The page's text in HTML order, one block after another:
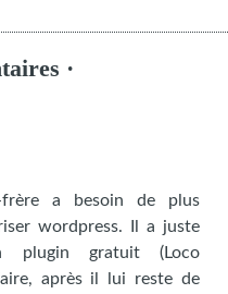
·
frère a besoin de plus
wordpress. Il a juste
plugin gratuit (Loco
après il lui reste de